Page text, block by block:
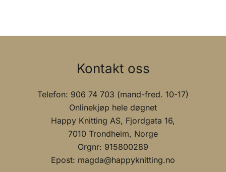
Telefon: 906 74 703 (mand-fred. 10-17)
Onlinekjøp hele døgnet
Happy Knitting AS, Fjordgata 16,
7010 Trondheim, Norge
Orgnr: 915800289
Epost: magda@happyknitting.no
Våre betalingsalternativer